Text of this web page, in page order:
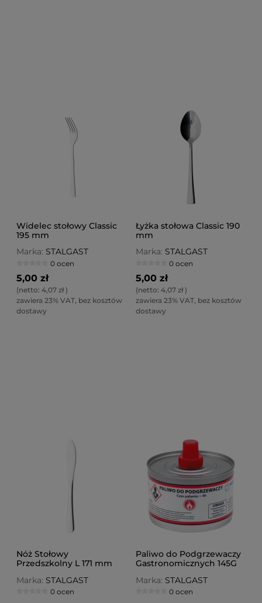
Widelec stołowy Classic
195 mm
Marka: STALGAST
0 ocen
5,00 zł
(netto: 4,07 zł)
zawiera 23% VAT, bez kosztów
dostawy
Łyżka stołowa Classic 190
mm
Marka: STALGAST
0 ocen
5,00 zł
(netto: 4,07 zł)
zawiera 23% VAT, bez kosztów
dostawy
Nóż Stołowy
Przedszkolny L 171 mm
Marka: STALGAST
0 ocen
Paliwo do Podgrzewaczy
Gastronomicznych 145G
Marka: STALGAST
0 ocen